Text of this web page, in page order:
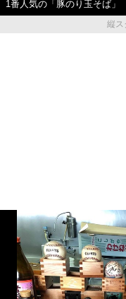
1番人気の「豚のり玉そば
縦ス